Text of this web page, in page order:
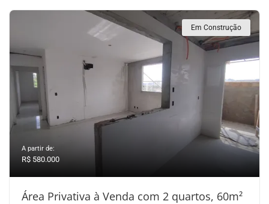
Em Construção
A partir de:
R$ 580.000
Área Privativa à Venda com 2 quartos, 60m²